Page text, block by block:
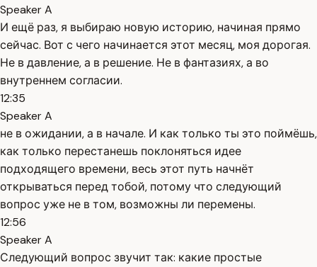
Speaker A
И ещё раз, я выбираю новую историю, начиная прямо
сейчас. Вот с чего начинается этот месяц, моя дорогая.
Не в давление, а в решение. Не в фантазиях, а во
внутреннем согласии.
12:35
Speaker A
не в ожидании, а в начале. И как только ты это поймёшь,
как только перестанешь поклоняться идее
подходящего времени, весь этот путь начнёт
открываться перед тобой, потому что следующий
вопрос уже не в том, возможны ли перемены.
12:56
Speaker A
Следующий вопрос звучит так: какие простые